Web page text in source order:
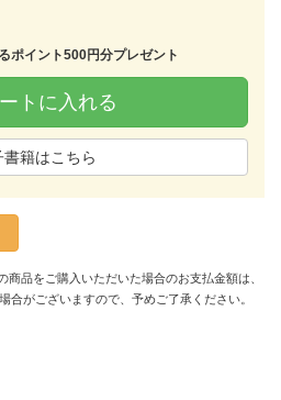
ポイント500円分プレゼント
トに入れる
書籍はこちら
品をご購入いただいた場合のお支払金額は、
合がございますので、予めご了承ください。